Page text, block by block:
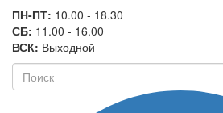
ПН-ПТ: 10.00 - 18.30
СБ: 11.00 - 16.00
ВСК: Выходной